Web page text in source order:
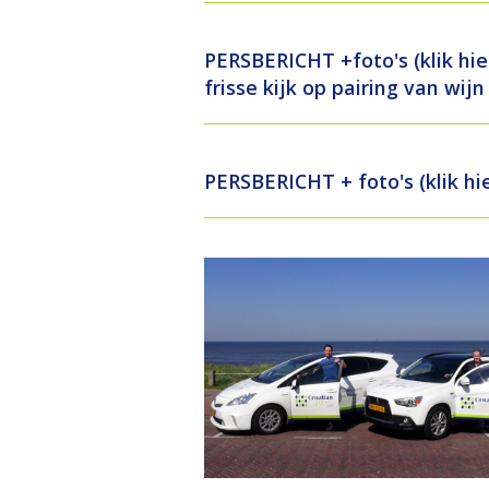
PZ
PERSBERICHT +foto's (klik
frisse kijk op pairing van wijn
PERSBERICHT + foto's (klik